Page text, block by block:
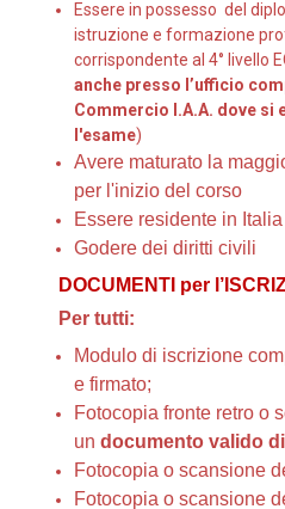
Essere in possesso del
istruzione e formazione
corrispondente al 4° livello
anche presso l’ufficio
Commercio I.A.A. dove
l'esame)
Avere maturato la
per l'inizio del corso
Essere residente in Italia
Godere dei diritti civili
DOCUMENTI per
Per tutti:
Modulo di iscrizione
e firmato;
Fotocopia fronte retro o
un documento valido
Fotocopia o scansione
Fotocopia o scansione